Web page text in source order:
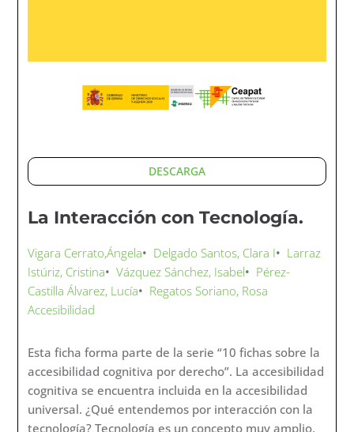
DESCARGA
La Interacción con Tecnología.
Vigara Cerrato,Ángela• Delgado Santos, Clara I• Larraz
Istúriz, Cristina•Vázquez Sánchez, Isabel• Pérez-
Castilla Álvarez, Lucía• Regatos Soriano, Rosa
Accesibilidad
Esta ficha forma parte de la serie “10 fichas sobre la
accesibilidad cognitiva por derecho”. La accesibilidad
cognitiva se encuentra incluida en la accesibilidad
universal. ¿Qué entendemos por interacción con la
tecnología? Tecnología es un concepto muy amplio,